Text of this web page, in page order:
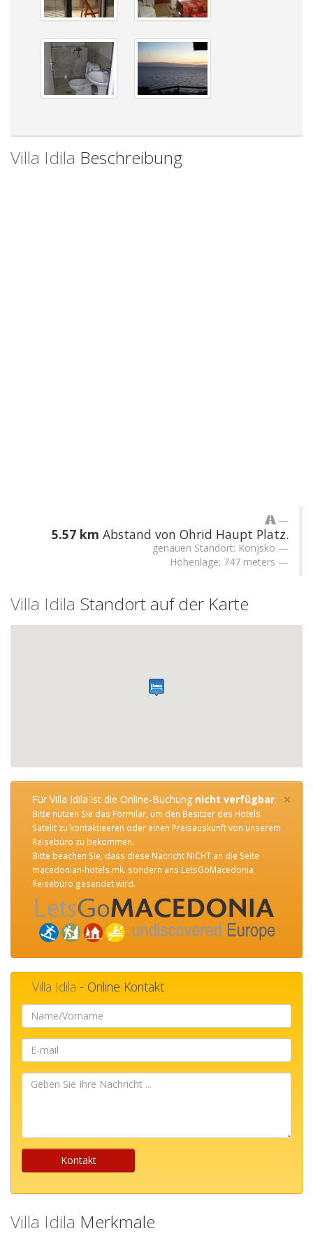
Villa Idila Beschreibung
5.57 km Abstand von Ohrid Haupt Platz.
genauen Standort: Konjsko
Höhenlage: 747 meters
Villa Idila Standort auf der Karte
×
Für Villa Idila ist die Online-Buchung nicht verfügbar.
Bitte nützen Sie das Formilar, um den Besitzer des Hotels
Satelit zu kontaktieeren oder einen Preisauskunft von unserem
Reisebüro zu bekommen.
Bitte beachen Sie, dass diese Nacricht NICHT an die Seite
macedonian-hotels.mk. sondern ans LetsGoMacedonia
Reisebüro gesendet wird.
Villa Idila - Online Kontakt
Name/Vorname
mail
Geben
Kontakt
Villa Idila Merkmale